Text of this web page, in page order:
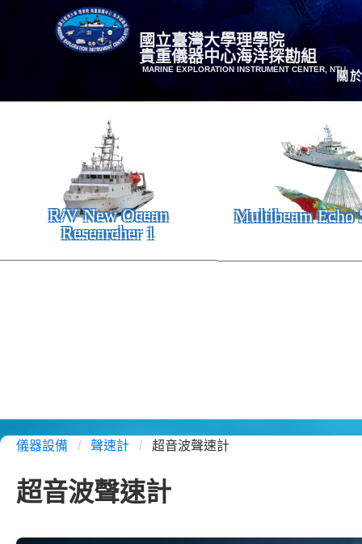
國立臺灣大學理學院
貴重儀器中心海洋探勘組
MARINE EXPLORATION INSTRUMENT CENTER, NTU
關
R/V New Ocean
Researcher 1
Multibeam Echo
儀器設備 / 聲速計 / 超音波聲速計
超音波聲速計